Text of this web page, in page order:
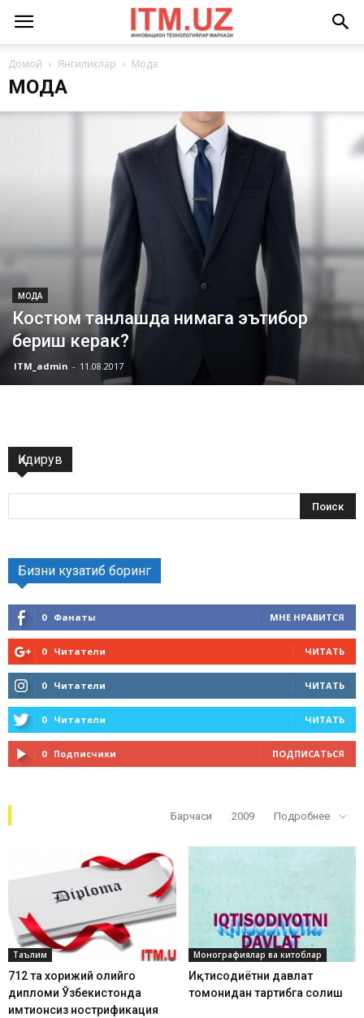
Домой Янгиликлар Мода
МОДА
МОДА
Костюм танлашда нимага эътибор
бериш керак?
ITM_admin - 11.08.2017
Қидирув
Бизни кузатиб боринг
0 Фанаты МНЕ НРАВИТСЯ
0 Читатели ЧИТАТЬ
0 Читатели ЧИТАТЬ
0 Читатели ЧИТАТЬ
0 Подписчики ПОДПИСАТЬСЯ
Барчаси 2009 Подробнее
Таълим
712 та хорижий олийгоҳ
дипломи Ўзбекистонда
имтиҳонсиз нострификация
Монографиялар ва китоблар
Иқтисодиётни давлат
томонидан тартибга солиш